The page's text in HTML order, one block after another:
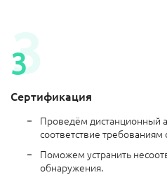
Сертификация
Проведём дистанционный
соответствие
Поможем устранить
обнаружения.